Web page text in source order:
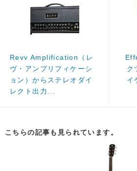
Revv Amplification（レ
ヴ・アンプリフィケーシ
ョン）からステレオダイ
レクト出力...
ク
イ
こちらの記事も見られています。